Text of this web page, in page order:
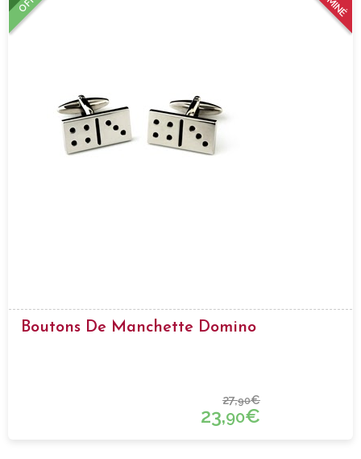
Boutons De Manchette Domino
27,90€
23,90€